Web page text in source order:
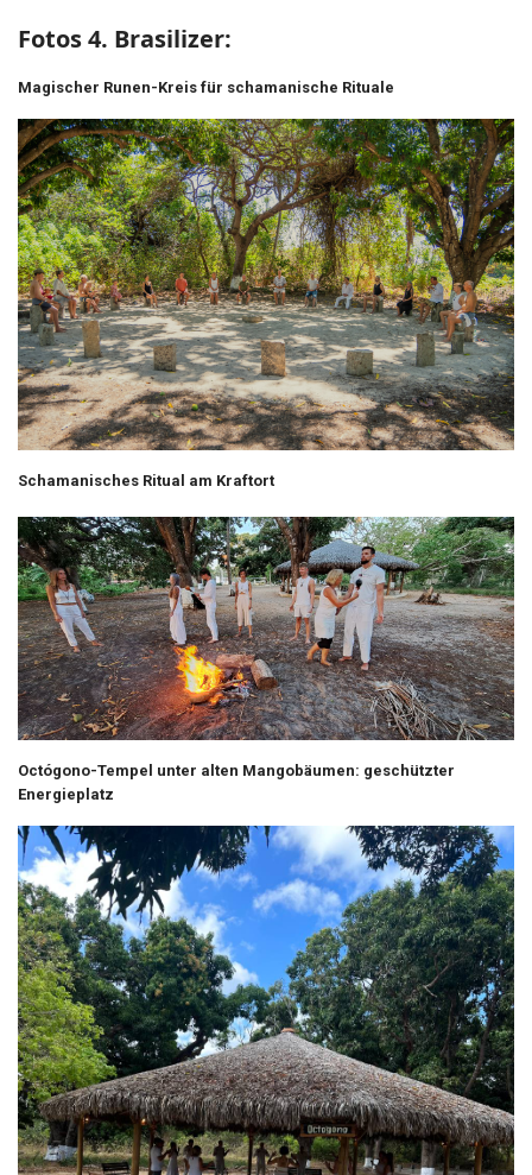
Fotos 4. Brasilizer:
Magischer Runen-Kreis für schamanische Rituale
Schamanisches Ritual am Kraftort
Octógono-Tempel unter alten Mangobäumen: geschützter
Energieplatz